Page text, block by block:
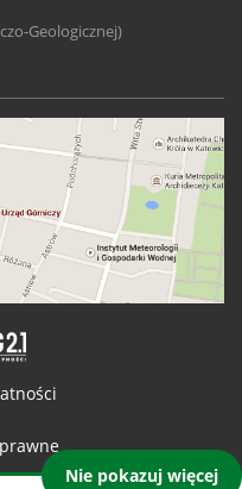
Nie pokazuj więcej
Geologicznej)